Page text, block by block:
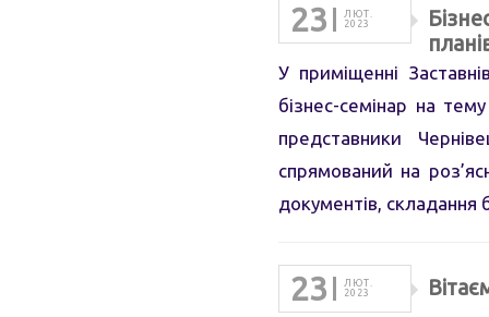
23
ЛЮТ.
2023
У приміщенні
бізнес-семінар на
представники
спрямований на
документів, складання
23
ЛЮТ.
2023